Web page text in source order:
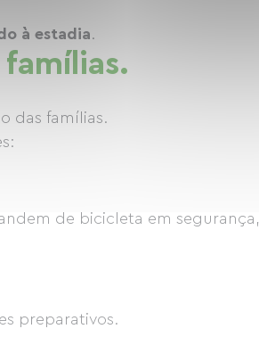
à estadia.
das famílias.
de bicicleta em segurança,
preparativos.